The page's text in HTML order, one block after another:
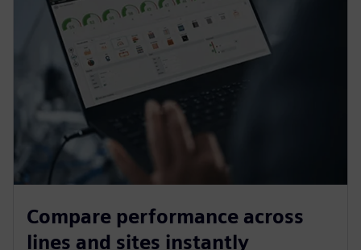
Compare performance across
lines and sites instantly